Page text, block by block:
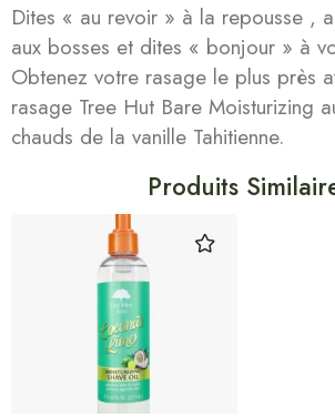
Dites « au revoir » à la repousse ,
aux bosses et dites « bonjour » à
Obtenez votre rasage le plus près
rasage Tree Hut Bare Moisturizing
chauds de la vanille Tahitienne.
Produits